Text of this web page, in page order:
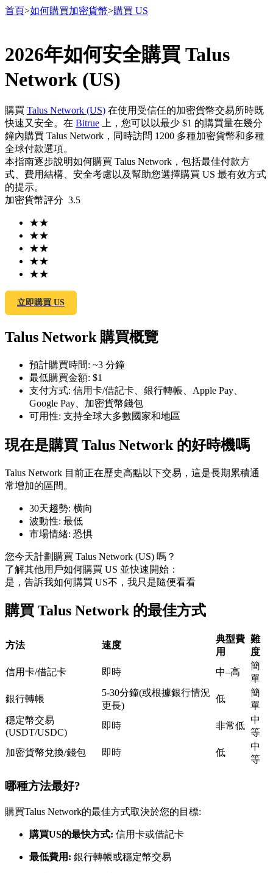
USDT永續
多種以USDT結算的永續合約
幣本位永續
以數字貨幣為保證金的永續合約
TradFi
USDC永續
多種以USDC結算的永續合約
與頂尖交易專家同行
成為跟單交易員
首頁>如何購買加密貨幣>購買 US
2026年如何安全購買 Talus
Network (US)
購買 Talus Network (US) 在使用受信任的加密貨幣交易所時既
快速又安全。在 Bitrue 上，您可以以最少 $1 的購買量在幾分
鐘內購買 Talus Network，同時訪問 1200 多種加密貨幣和多種
全球付款選項。
本指南逐步說明如何購買 Talus Network，包括最佳付款方
式、費用結構、安全考慮以及幫助您選擇購買 US 最有效方式
的提示。
加密貨幣評分 3.5
★★
★★
★★
★★
★★
立即購買 US
Talus Network 購買概覽
預計購買時間: ~3 分鐘
最低購買金額: $1
支付方式: 信用卡/借記卡、銀行轉帳、Apple Pay、
Google Pay、加密貨幣錢包
可用性: 支持全球大多數國家和地區
現在是購買 Talus Network 的好時機嗎
Talus Network 目前正在歷史高點以下交易，這是長期累積通
常增加的區間。
30天趨勢: 横向
波動性: 最低
市場情緒: 恐惧
您今天計劃購買 Talus Network (US) 嗎？
了解其他用戶如何購買 US 並快速開始：
是，告訴我如何購買 US不，我只是隨便看看
購買 Talus Network 的最佳方式
方法 速度
典型費
用
難
度
信用卡/借記卡
即時 中–高
簡
單
銀行轉帳
5-30分鐘(或根據銀行情況
更長)
低
簡
單
穩定幣交易
(USDT/USDC)
即時 非常低
中
等
加密貨幣兌換/錢包
即時 低
中
等
哪種方法最好?
購買Talus Network的最佳方式取決於您的目標:
購買US的最快方式: 信用卡或借記卡
最低費用: 銀行轉帳或穩定幣交易